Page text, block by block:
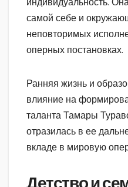
самой себе и
неповторимых
оперных постановках.
Ранняя жизнь и
влияние на
таланта Тамары
отразилась в ее
вкладе в мировую